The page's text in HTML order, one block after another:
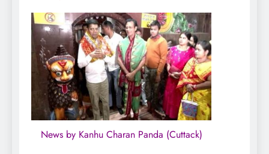
News by Kanhu Charan Panda (Cuttack)